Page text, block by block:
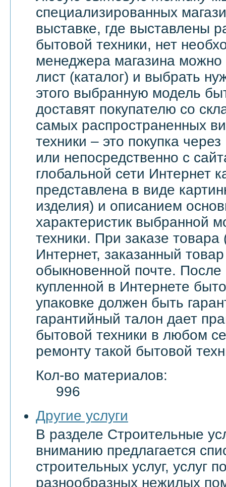
специализированных
выставке, где выставлены
бытовой техники, нет
менеджера магазина можно
лист (каталог) и выбрать
этого выбранную модель
доставят покупателю со
самых распространенных
техники – это покупка
или непосредственно с
глобальной сети Интернет
представлена в виде
изделия) и описанием
характеристик выбранной
техники. При заказе товара
Интернет, заказанный
обыкновенной почте. После
купленной в Интернете
упаковке должен быть
гарантийный талон дает
бытовой техники в любом
ремонту такой бытовой
Кол-во материалов:
996
Другие услуги
В разделе Строительные
вниманию предлагается
строительных услуг, услуг
разнообразных нежилых